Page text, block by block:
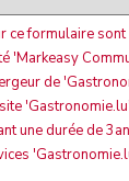
ce formulaire
'Markeasy
de
une durée de